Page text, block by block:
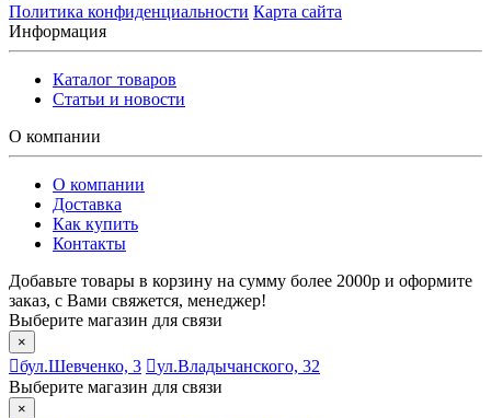
Политика конфиденциальности Карта сайта
Информация
Каталог товаров
Статьи и новости
О компании
О компании
Доставка
Как купить
Контакты
Добавьте товары в корзину на сумму более 2000р и оформите
заказ, с Вами свяжется, менеджер!
Выберите магазин для связи
×
бул.Шевченко, 3
ул.Владычанского, 32
Выберите магазин для связи
×